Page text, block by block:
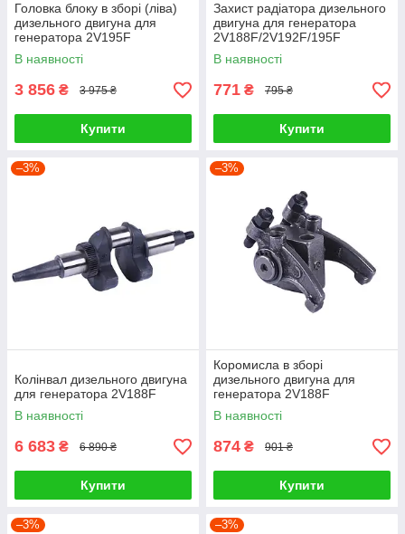
Головка блоку в зборі (ліва)
дизельного двигуна для
генератора 2V195F
В наявності
3 856 ₴ 3 975 ₴
Купити
Захист радіатора дизельного
двигуна для генератора
2V188F/2V192F/195F
В наявності
771 ₴ 795 ₴
Купити
–3%
Колінвал дизельного двигуна
для генератора 2V188F
В наявності
6 683 ₴ 6 890 ₴
Купити
–3%
Коромисла в зборі
дизельного двигуна для
генератора 2V188F
В наявності
874 ₴ 901 ₴
Купити
–3% –3%